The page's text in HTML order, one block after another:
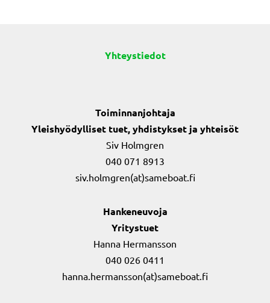
Yhteystiedot
Toiminnanjohtaja
Yleishyödylliset tuet, yhdistykset ja yhteisöt
Siv Holmgren
040 071 8913
siv.holmgren(at)sameboat.fi
Hankeneuvoja
Yritystuet
Hanna Hermansson
040 026 0411
hanna.hermansson(at)sameboat.fi